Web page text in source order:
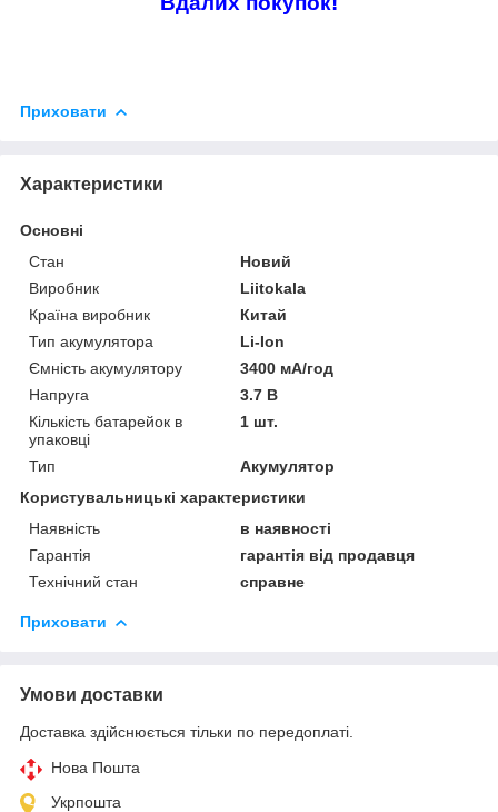
Приховати
Характеристики
Основні
Стан
Новий
Виробник
Liitokala
Країна виробник
Китай
Тип акумулятора
Li-Ion
Ємність акумулятору
3400 мА/год
Напруга
3.7 В
Кількість батарейок в
упаковці
1 шт.
Тип
Акумулятор
Користувальницькі характеристики
Наявність
в наявності
Гарантія
гарантія від продавця
Технічний стан
справне
Приховати
Умови доставки
Доставка здійснюється тільки по передоплаті.
Нова Пошта
Укрпошта